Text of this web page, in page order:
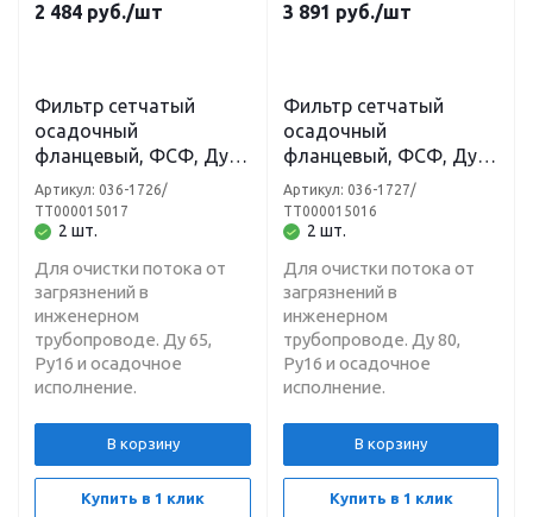
2 484 руб./шт
Фильтр сетчатый
осадочный
фланцевый, ФСФ, Ду
65, Ру16
2 шт.
Артикул: 036-1726/
ТТ000015017
Для очистки потока от
загрязнений в
инженерном
трубопроводе. Ду 65,
Ру16 и осадочное
исполнение.
В корзину
Купить в 1 клик
3 891 руб./шт
Фильтр сетчатый
осадочный
фланцевый, ФСФ, Ду
80, Ру16
2 шт.
Артикул: 036-1727/
ТТ000015016
Для очистки потока от
загрязнений в
инженерном
трубопроводе. Ду 80,
Ру16 и осадочное
исполнение.
В корзину
Купить в 1 клик